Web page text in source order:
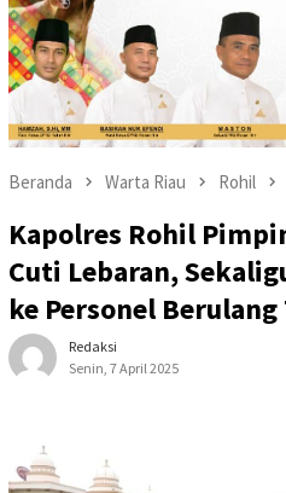
Beranda Warta Riau Rohil
Kapolres Rohil
Cuti Lebaran,
ke Personel Berulang
Redaksi
Senin, 7 April 2025